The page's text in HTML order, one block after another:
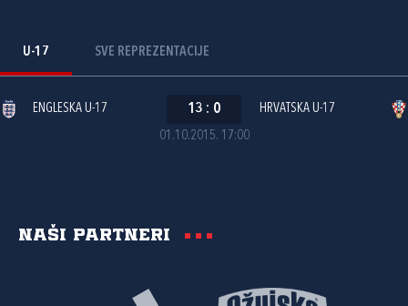
U-17 SVE REPREZENTACIJE
01.10.2015. 17:00
ENGLESKA U-17 13 : 0 HRVATSKA U-17
Naši partneri